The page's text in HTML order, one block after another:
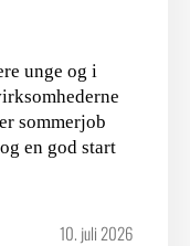
unge og i
sommerjob
en god start
10. juli 2026